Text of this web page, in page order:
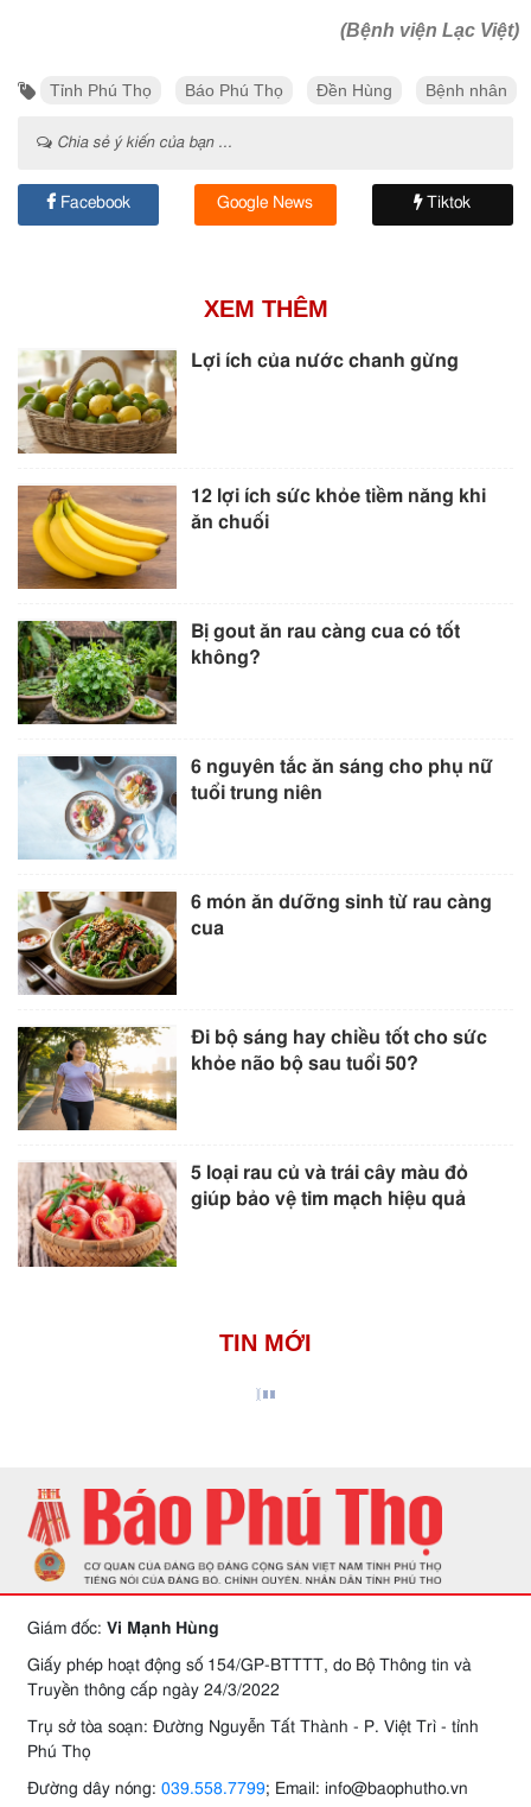
(Bệnh viện Lạc Việt)
Tỉnh Phú Thọ Báo Phú Thọ Đền Hùng Bệnh nhân
Chia sẻ ý kiến của bạn ...
Facebook Google News Tiktok
XEM THÊM
Lợi ích của nước chanh gừng
12 lợi ích sức khỏe tiềm năng khi
ăn chuối
Bị gout ăn rau càng cua có tốt
không?
6 nguyên tắc ăn sáng cho phụ nữ
tuổi trung niên
6 món ăn dưỡng sinh từ rau càng
cua
Đi bộ sáng hay chiều tốt cho sức
khỏe não bộ sau tuổi 50?
5 loại rau củ và trái cây màu đỏ
giúp bảo vệ tim mạch hiệu quả
TIN MỚI
Giám đốc: Vi Mạnh Hùng
Giấy phép hoạt động số 154/GP-BTTTT, do Bộ Thông tin và
Truyền thông cấp ngày 24/3/2022
Trụ sở tòa soạn: Đường Nguyễn Tất Thành - P. Việt Trì - tỉnh
Phú Thọ
Đường dây nóng: 039.558.7799; Email: info@baophutho.vn